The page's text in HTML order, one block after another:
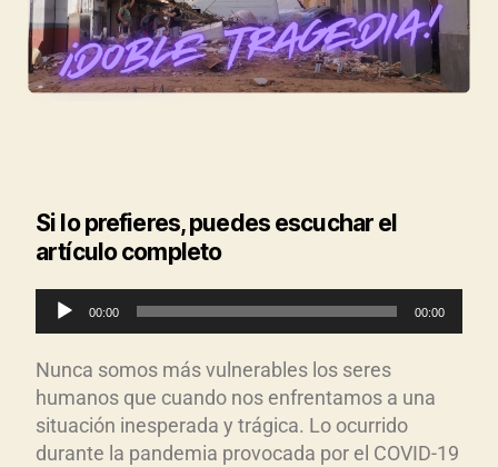
Si lo prefieres, puedes escuchar el
artículo completo
e
p
r
o
d
00:00 00:00
Nunca somos más vulnerables los seres
humanos que cuando nos enfrentamos a una
situación inesperada y trágica. Lo ocurrido
durante la pandemia provocada por el COVID-19